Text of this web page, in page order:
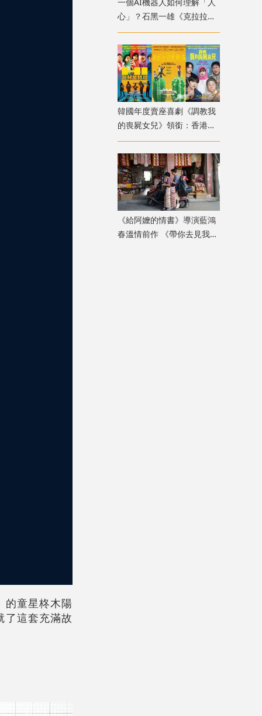
的童星柊木陽
了這套充滿故
心」？石黑一雄《克拉拉與
太陽》改編電影十月上映
韓國年度賣座喜劇《調教我
的喪屍女兒》領銜：香港韓
國電影週8月放映
《給阿嬤的情書》導演藍鴻
春溫情前作 《帶你去見我